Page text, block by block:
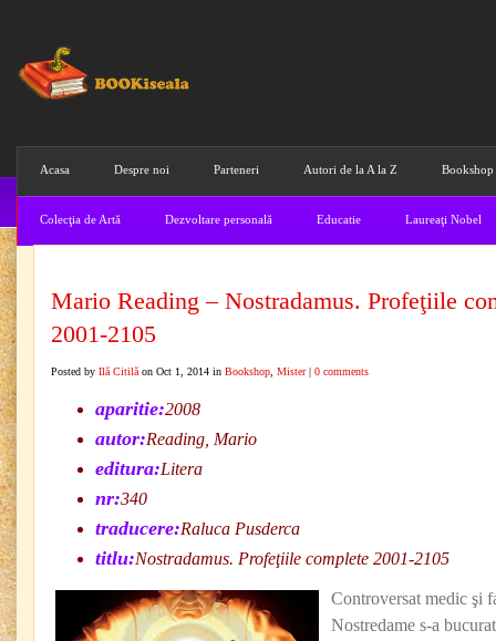
Acasa Despre noi Parteneri Autori de la A la Z Bookshop
Colecţia de Artă Dezvoltare personală Educatie Laureaţi Nobel
Mario Reading – Nostradamus. Profeţiile
2001-2105
Posted by Ilă Citilă on Oct 1, 2014 in Bookshop Mister| 0 comments
aparitie:2008
autor:Reading, Mario
editura:Litera
nr:340
traducere:Raluca Pusderca
titlu:Nostradamus. Profeţiile complete 2001-2105
Controversat medic şi
Nostredame s-a